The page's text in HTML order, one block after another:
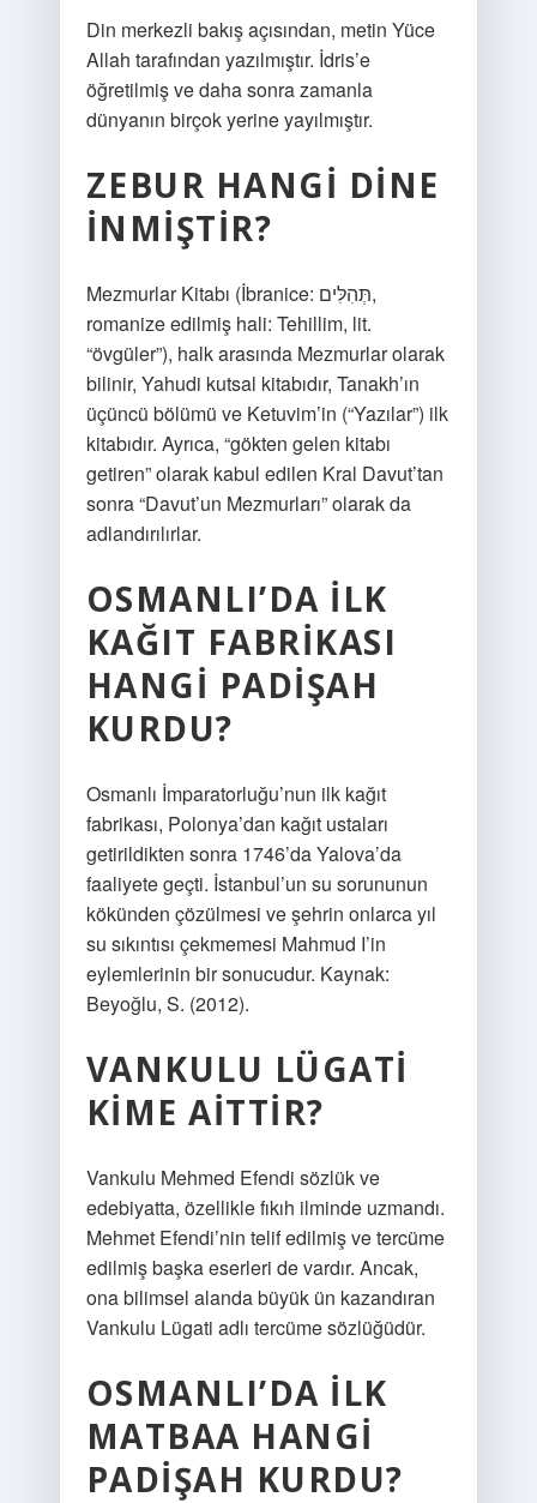
Din merkezli bakış açısından, metin Yüce
Allah tarafından yazılmıştır. İdris’e
öğretilmiş ve daha sonra zamanla
dünyanın birçok yerine yayılmıştır.
ZEBUR HANGI DINE
INMIŞTIR?
Mezmurlar Kitabı (İbranice: תְּהִלִּים‎,
romanize edilmiş hali: Tehillim, lit.
“övgüler”), halk arasında Mezmurlar olarak
bilinir, Yahudi kutsal kitabıdır, Tanakh’ın
üçüncü bölümü ve Ketuvim’in (“Yazılar”) ilk
kitabıdır. Ayrıca, “gökten gelen kitabı
getiren” olarak kabul edilen Kral Davut’tan
sonra “Davut’un Mezmurları” olarak da
adlandırılırlar.
OSMANLI’DA ILK
KAĞIT FABRIKASI
HANGI PADIŞAH
KURDU?
Osmanlı İmparatorluğu’nun ilk kağıt
fabrikası, Polonya’dan kağıt ustaları
getirildikten sonra 1746’da Yalova’da
faaliyete geçti. İstanbul’un su sorununun
kökünden çözülmesi ve şehrin onlarca yıl
su sıkıntısı çekmemesi Mahmud I’in
eylemlerinin bir sonucudur. Kaynak:
Beyoğlu, S. (2012).
VANKULU LÜGATI
KIME AITTIR?
Vankulu Mehmed Efendi sözlük ve
edebiyatta, özellikle fıkıh ilminde uzmandı.
Mehmet Efendi’nin telif edilmiş ve tercüme
edilmiş başka eserleri de vardır. Ancak,
ona bilimsel alanda büyük ün kazandıran
Vankulu Lügati adlı tercüme sözlüğüdür.
OSMANLI’DA ILK
MATBAA HANGI
PADIŞAH KURDU?